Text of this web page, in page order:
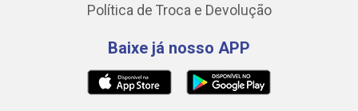
Política de Troca e Devolução
Baixe já nosso APP